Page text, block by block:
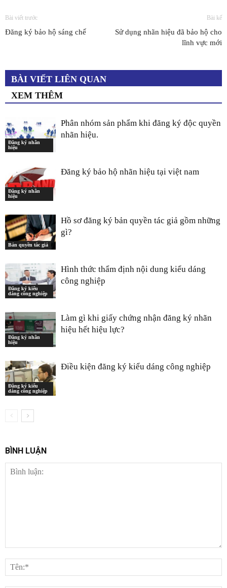
Bài viết trước
Đăng ký bảo hộ sáng chế
Bài kế
Sử dụng nhãn hiệu đã bảo hộ cho
lĩnh vực mới
BÀI VIẾT LIÊN QUAN
XEM THÊM
Đăng ký nhãn
hiệu
​Phân nhóm sản phẩm khi đăng ký độc quyền
nhãn hiệu.
Đăng ký nhãn
hiệu
Đăng ký bảo hộ nhãn hiệu tại việt nam
Bản quyền tác giả
Hồ sơ đăng ký bản quyền tác giả gồm những
gì?
Đăng ký kiểu
dáng công nghiệp
Hình thức thẩm định nội dung kiểu dáng
công nghiệp
Đăng ký nhãn
hiệu
Làm gì khi giấy chứng nhận đăng ký nhãn
hiệu hết hiệu lực?
Đăng ký kiểu
dáng công nghiệp
Điều kiện đăng ký kiểu dáng công nghiệp
BÌNH LUẬN